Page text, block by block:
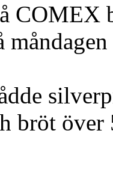
COMEX
bröt